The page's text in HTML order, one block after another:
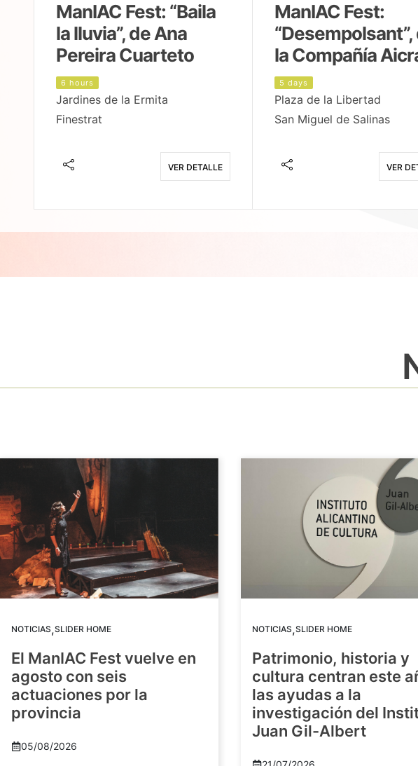
ManIAC Fest: “Baila
la lluvia”, de Ana
Pereira Cuarteto
6 hours
Jardines de la Ermita
Finestrat
VER DETALLE
ManIAC Fest:
“Desempolsant”,
la Compañía
5 days
Plaza de la Libertad
San Miguel de Salinas
VER
NOTICIAS,SLIDER HOME
El ManIAC Fest vuelve en
agosto con seis
actuaciones por la
provincia
05/08/2026
NOTICIAS,SLIDER HOME
Patrimonio, historia y
cultura centran este
las ayudas a la
investigación del
Juan Gil-Albert